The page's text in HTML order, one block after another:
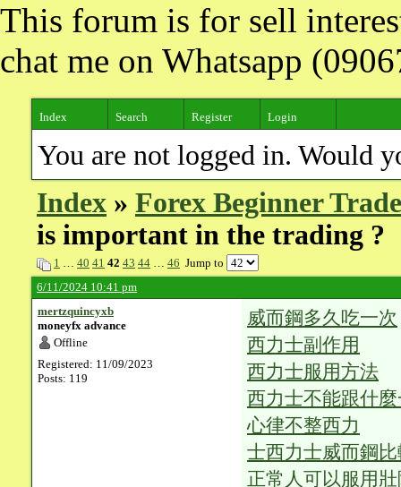
This forum is for sell
chat me on Whatsapp
Index Search Register Login
You are not logged in. Would
Index » Forex Beginner
is important in the trading ?
1 … 40 41 42 43 44 … 46 Jump to
6/11/2024 10:41 pm
mertzquincyxb
moneyfx advance
Offline
Registered: 11/09/2023
Posts: 119
威而鋼多久吃一次
西力士副作用
西力士服用方法
西力士不能跟什
心律不整西力
士西力士威而鋼
正常人可以服用